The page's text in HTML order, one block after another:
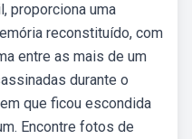
proporciona uma
reconstituído, com
entre as mais de um
durante o
que ficou escondida
Encontre fotos de